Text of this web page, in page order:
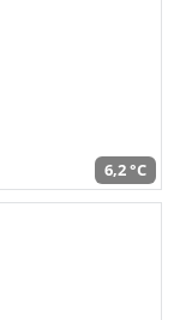
6,2 °C